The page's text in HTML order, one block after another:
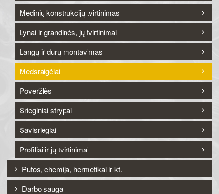
Medinių konstrukcijų tvirtinimas
Lynai ir grandinės, jų tvirtinimai
Langų ir durų montavimas
Medsraigčiai
Poveržlės
Srieginiai strypai
Savisriegiai
Profiliai ir jų tvirtinimai
Putos, chemija, hermetikai ir kt.
Darbo sauga